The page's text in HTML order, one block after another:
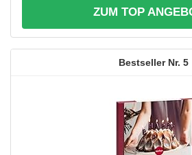
ZUM TOP
5